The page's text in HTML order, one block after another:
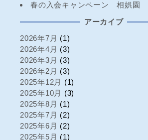
春の入会キャンペーン 相娯園
アーカイブ
2026年7月 (1)
2026年4月 (3)
2026年3月 (3)
2026年2月 (3)
2025年12月
(1)
2025年10月
(3)
2025年8月 (1)
2025年7月 (2)
2025年6月 (2)
2025年5月 (1)